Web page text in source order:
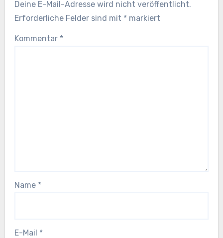
Deine E-Mail-Adresse wird nicht veröffentlicht.
Erforderliche Felder sind mit * markiert
Kommentar *
Name *
E-Mail *